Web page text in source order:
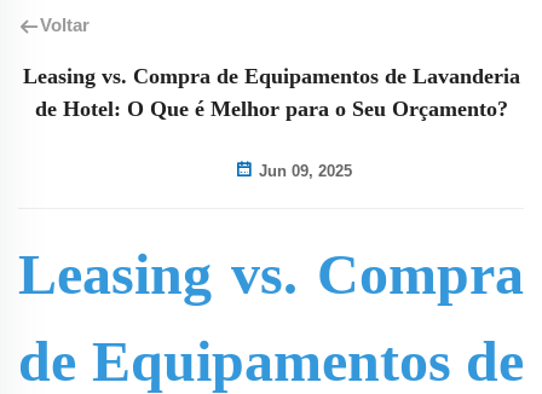
Voltar
Leasing vs. Compra de Equipamentos de Lavanderia
de Hotel: O Que é Melhor para o Seu Orçamento?
Jun 09, 2025
Leasing vs. Compra
de Equipamentos de